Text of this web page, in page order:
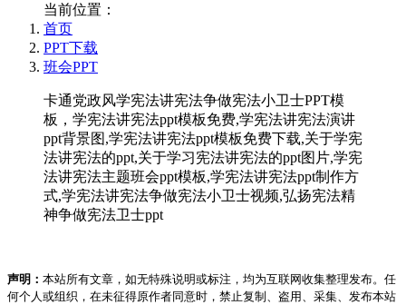
当前位置：
首页
PPT下载
班会PPT
卡通党政风学宪法讲宪法争做宪法小卫士PPT模
板，学宪法讲宪法ppt模板免费,学宪法讲宪法演讲
ppt背景图,学宪法讲宪法ppt模板免费下载,关于学宪
法讲宪法的ppt,关于学习宪法讲宪法的ppt图片,学宪
法讲宪法主题班会ppt模板,学宪法讲宪法ppt制作方
式,学宪法讲宪法争做宪法小卫士视频,弘扬宪法精
神争做宪法卫士ppt
声明： 本站所有文章，如无特殊说明或标注，均为互联网收集整理发布。任
何个人或组织，在未征得原作者同意时，禁止复制、盗用、采集、发布本站